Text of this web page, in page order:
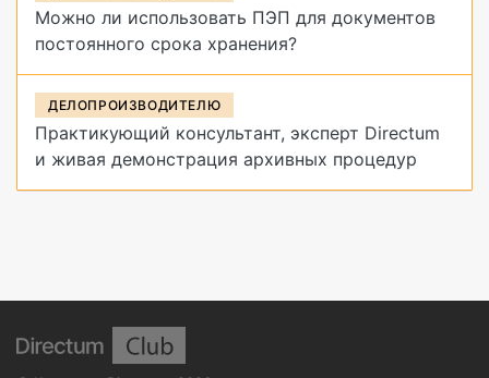
Можно ли использовать ПЭП для документов
постоянного срока хранения?
ДЕЛОПРОИЗВОДИТЕЛЮ
Практикующий консультант, эксперт Directum
и живая демонстрация архивных процедур